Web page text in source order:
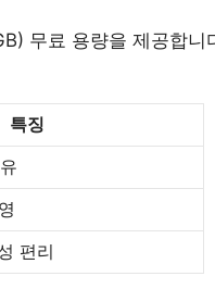
무료 용량을 제공합
특징
편리